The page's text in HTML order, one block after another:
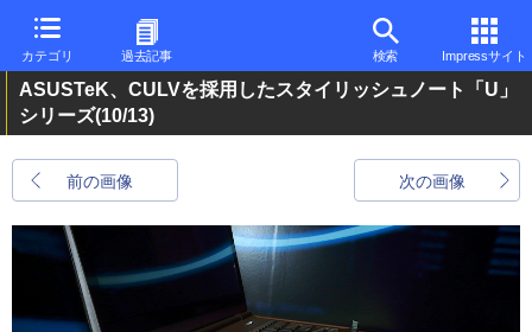
カテゴリ 過去記事 検索 Impressサイト
ASUSTeK、CULVを採用したスタイリッシュノート「U」
シリーズ(10/13)
前の画像 次の画像